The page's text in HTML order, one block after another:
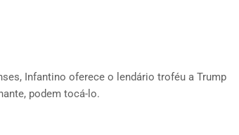
Infantino oferece o lendário troféu a Trump
podem tocá-lo.